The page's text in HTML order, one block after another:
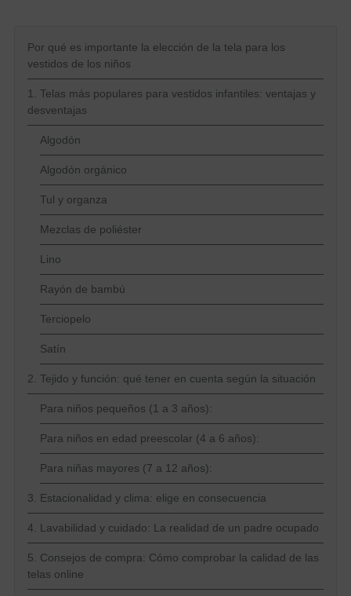
Por qué es importante la elección de la tela para los
vestidos de los niños
1. Telas más populares para vestidos infantiles: ventajas y
desventajas
Algodón
Algodón orgánico
Tul y organza
Mezclas de poliéster
Lino
Rayón de bambú
Terciopelo
Satín
2. Tejido y función: qué tener en cuenta según la situación
Para niños pequeños (1 a 3 años):
Para niños en edad preescolar (4 a 6 años):
Para niñas mayores (7 a 12 años):
3. Estacionalidad y clima: elige en consecuencia
4. Lavabilidad y cuidado: La realidad de un padre ocupado
5. Consejos de compra: Cómo comprobar la calidad de las
telas online